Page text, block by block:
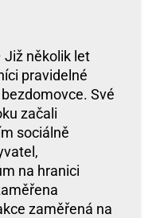
Již několik let
pravidelné
Své
začali
sociálně
na hranici
zaměřená na